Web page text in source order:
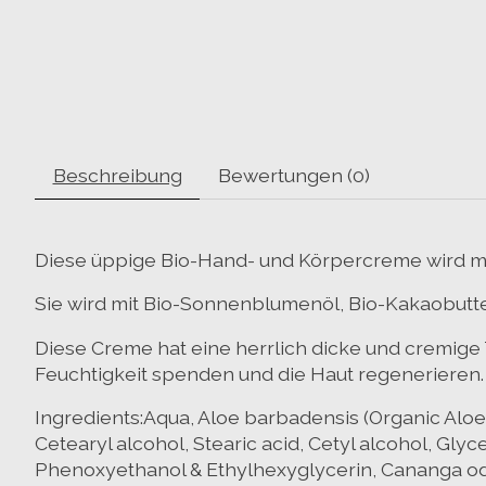
Beschreibung Bewertungen (0)
Diese üppige Bio-Hand- und Körpercreme wird
Sie wird mit Bio-Sonnenblumenöl, Bio-
Diese Creme hat eine herrlich dicke und
Feuchtigkeit spenden und die Haut regenerieren.
Ingredients:Aqua, Aloe barbadensis (Organic
Cetearyl alcohol, Stearic acid, Cetyl alcohol,
Phenoxyethanol & Ethylhexyglycerin, Cananga